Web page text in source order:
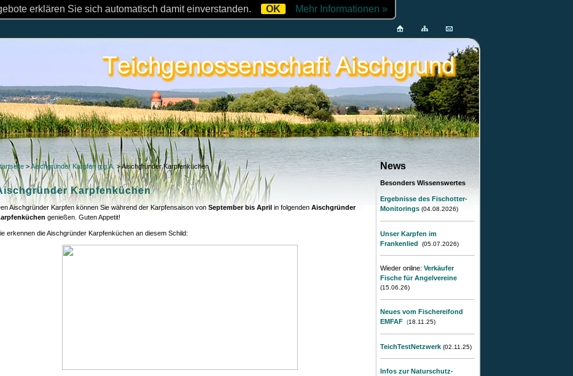
>Aischgründer Karpfen g.g.A. >Aischgründer Karpfenküchen
Karpfenküchen
Aischgründer Karpfen können Sie während der Karpfensaison von September bis April in folgenden Aischgründer
genießen. Guten Appetit!
erkennen die Aischgründer Karpfenküchen an diesem Schild:
News
Besonders Wissenswertes
Ergebnisse des Fischotter-
Monitorings (04.08.2026)
Unser Karpfen im
Frankenlied
(05.07.2026)
Wieder online: Verkäufer
Fische für Angelvereine
(15.06.26)
Neues vom Fischereifond
EMFAF (18.11.25)
TeichTestNetzwerk (02.11 .25)
Infos zur Naturschutz-
erklären Sie sich automatisch damit einverstanden. OK Mehr Informationen »